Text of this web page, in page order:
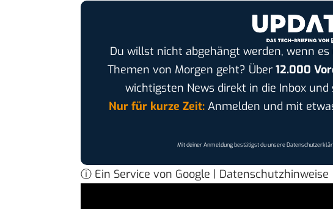
Du willst nicht abgehängt werden, wenn es
Themen von Morgen geht? Über 12.000
wichtigsten News direkt in die Inbox
Nur für kurze Zeit:Anmelden und mit
Mit deiner Anmeldung bestätigst du unsere
ⓘ Ein Service von Google | Datenschutzhinweise